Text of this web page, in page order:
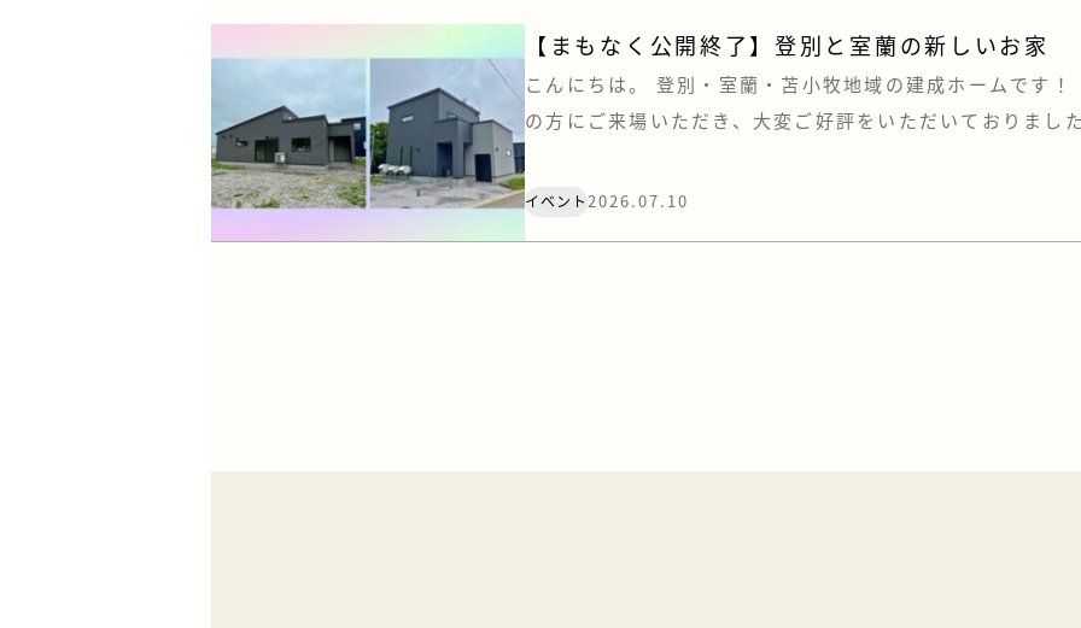
【まもなく公開終了】登別と室蘭の新しいお家
こんにちは。 登別・室蘭・苫小牧地域の建成ホームです
の方にご来場いただき、大変ご好評をいただいておりまし
が近づいてまいりましたので、もうすぐ公開終了となりま
イベント2026.07.10